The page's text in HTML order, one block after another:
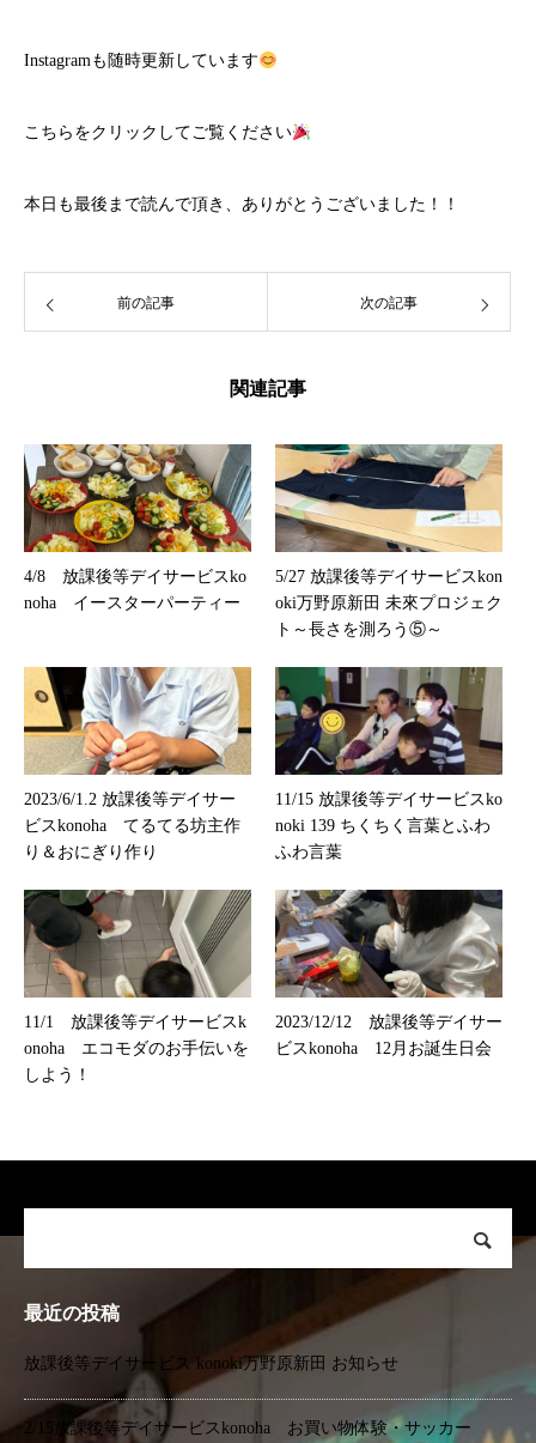
Instagramも随時更新しています
こちら をクリックしてご覧ください
本日も最後まで読んで頂き、ありがとうございました！！
前の記事 次の記事
関連記事
4/8 放課後等デイサービスko
noha イースターパーティー
5/27 放課後等デイサービスkon
oki万野原新田 未來プロジェク
ト～長さを測ろう⑤～
2023/6/1.2 放課後等デイサー
ビスkonoha てるてる坊主作
り＆おにぎり作り
11/15 放課後等デイサービスko
noki 139 ちくちく言葉とふわ
ふわ言葉
11/1 放課後等デイサービスk
onoha エコモダのお手伝いを
しよう！
2023/12/12 放課後等デイサー
ビスkonoha 12月お誕生日会
最近の投稿
放課後等デイサービス konoki万野原新田 お知らせ
2/15放課後等デイサービスkonoha お買い物体験・サッカー